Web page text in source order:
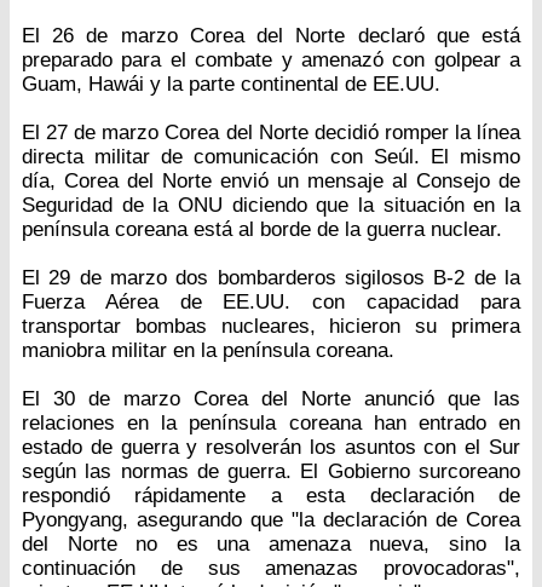
El 26 de marzo Corea del Norte declaró que está
preparado para el combate y amenazó con golpear a
Guam, Hawái y la parte continental de EE.UU.
El 27 de marzo Corea del Norte decidió romper la línea
directa militar de comunicación con Seúl. El mismo
día, Corea del Norte envió un mensaje al Consejo de
Seguridad de la ONU diciendo que la situación en la
península coreana está al borde de la guerra nuclear.
El 29 de marzo dos bombarderos sigilosos B-2 de la
Fuerza Aérea de EE.UU. con capacidad para
transportar bombas nucleares, hicieron su primera
maniobra militar en la península coreana.
El 30 de marzo Corea del Norte anunció que las
relaciones en la península coreana han entrado en
estado de guerra y resolverán los asuntos con el Sur
según las normas de guerra. El Gobierno surcoreano
respondió rápidamente a esta declaración de
Pyongyang, asegurando que "la declaración de Corea
del Norte no es una amenaza nueva, sino la
continuación de sus amenazas provocadoras",